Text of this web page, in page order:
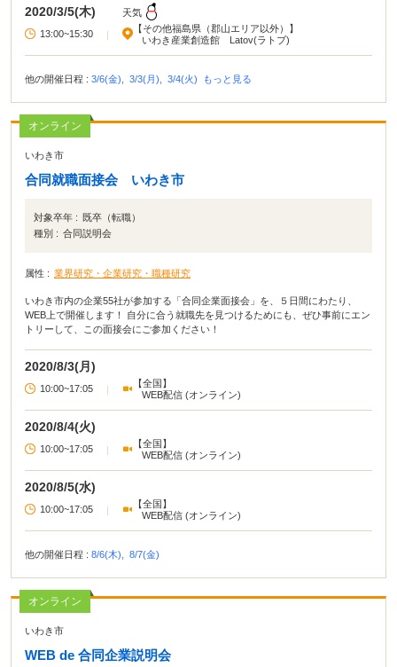
2020/3/5(木)
天気
13:00~15:30
|
【その他福島県（郡山エリア以外）】
いわき産業創造館 Latov(ラトブ)
他の開催日程 : 3/6(金), 3/3(月), 3/4(火) もっと見る
オンライン
いわき市
合同就職面接会 いわき市
対象卒年 : 既卒（転職）
種別 : 合同説明会
属性 : 業界研究・企業研究・職種研究
いわき市内の企業55社が参加する「合同企業面接会」を、５日間にわたり、
WEB上で開催します！ 自分に合う就職先を見つけるためにも、ぜひ事前にエン
トリーして、この面接会にご参加ください！
2020/8/3(月)
10:00~17:05 |
【全国】
WEB配信 (オンライン)
2020/8/4(火)
10:00~17:05 |
【全国】
WEB配信 (オンライン)
2020/8/5(水)
10:00~17:05 |
【全国】
WEB配信 (オンライン)
他の開催日程 : 8/6(木), 8/7(金)
オンライン
いわき市
WEB de 合同企業説明会